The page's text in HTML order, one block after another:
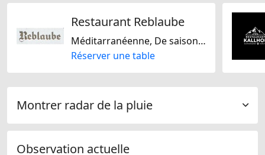
Restaurant Reblaube
Méditarranéenne, De saison, Américaine, Suisse, Régionale, Italienne, Française, Sans lactose, Sans gluten
Réserver une table
Montrer radar de la pluie
Observation actuelle